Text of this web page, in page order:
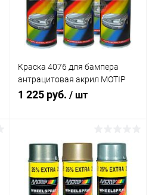
В избранное В наличии
Краска 4076 для бампера
антрацитовая акрил MOTIP
аэр 400мл
1 225 руб. / шт
В корзину
Купить в 1
клик
Сравнение